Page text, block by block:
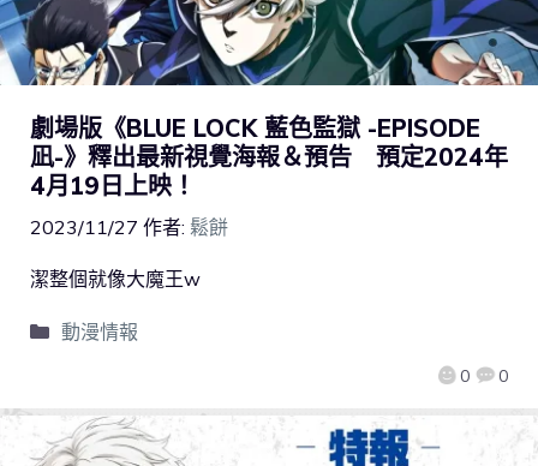
劇場版《BLUE LOCK 藍色監獄 -EPISODE
凪-》釋出最新視覺海報＆預告 預定2024年
4月19日上映！
2023/11/27 作者: 鬆餅
0 0
潔整個就像大魔王w
動漫情報